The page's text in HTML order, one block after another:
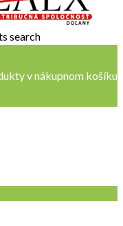
v nákupnom košíku
search